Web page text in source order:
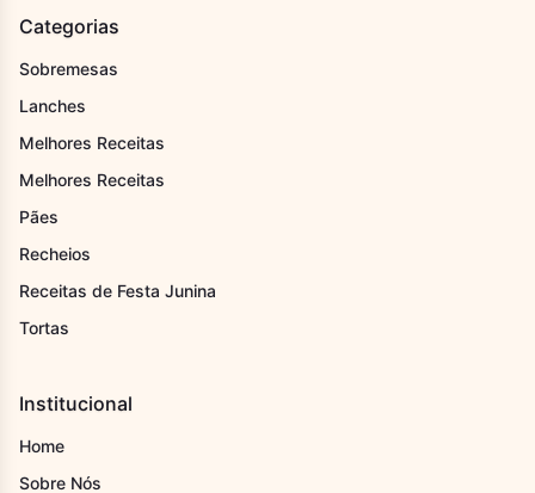
Categorias
Sobremesas
Lanches
Melhores Receitas
Melhores Receitas
Pães
Recheios
Receitas de Festa Junina
Tortas
Institucional
Home
Sobre Nós